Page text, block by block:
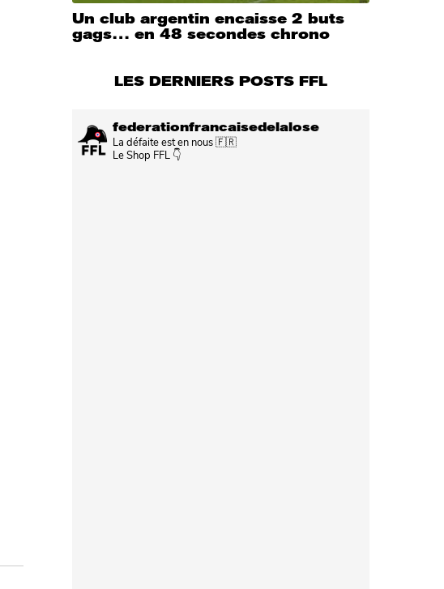
Un club argentin encaisse 2 buts
gags… en 48 secondes chrono
LES DERNIERS POSTS FFL
federationfrancaisedelalose
La défaite est en nous 🇫🇷
Le Shop FFL 👇